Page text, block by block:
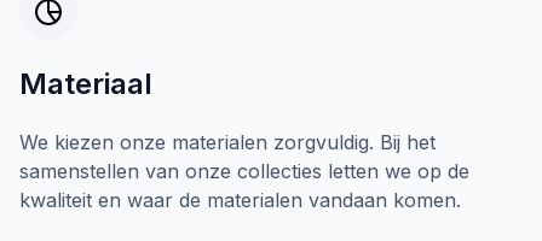
Materiaal
We kiezen onze materialen zorgvuldig. Bij het
samenstellen van onze collecties letten we op de
kwaliteit en waar de materialen vandaan komen.